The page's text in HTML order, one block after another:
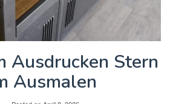
Ausdrucken Stern
Ausmalen